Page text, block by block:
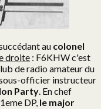
au colonel
droite : F6KHW c'est
de radio amateur du
officier instructeur
Party. En chef
DP, le major